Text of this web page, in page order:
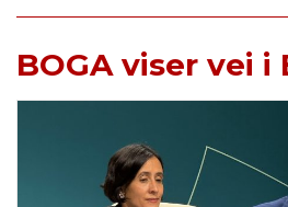
BOGA viser vei i